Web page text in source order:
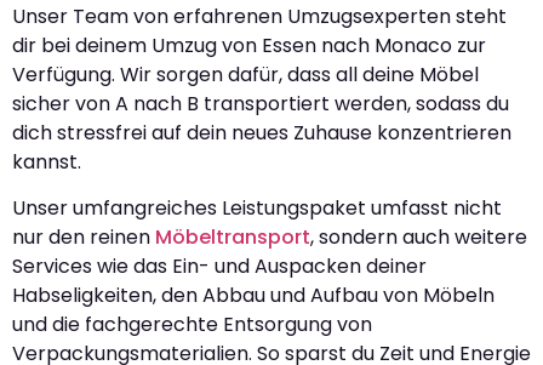
Unser Team von erfahrenen Umzugsexperten steht
dir bei deinem Umzug von Essen nach Monaco zur
Verfügung. Wir sorgen dafür, dass all deine Möbel
sicher von A nach B transportiert werden, sodass du
dich stressfrei auf dein neues Zuhause konzentrieren
kannst.
Unser umfangreiches Leistungspaket umfasst nicht
nur den reinen Möbeltransport, sondern auch weitere
Services wie das Ein- und Auspacken deiner
Habseligkeiten, den Abbau und Aufbau von Möbeln
und die fachgerechte Entsorgung von
Verpackungsmaterialien. So sparst du Zeit und Energie